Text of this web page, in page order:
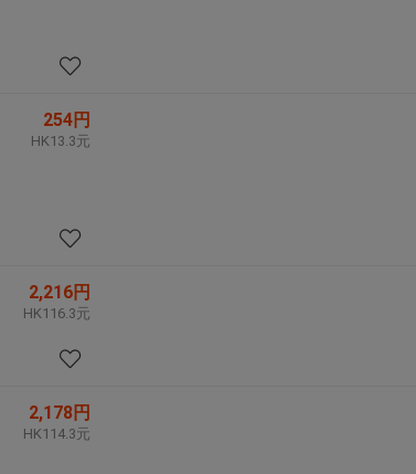
254円
HK13.3元
2,216円
HK116.3元
2,178円
HK114.3元